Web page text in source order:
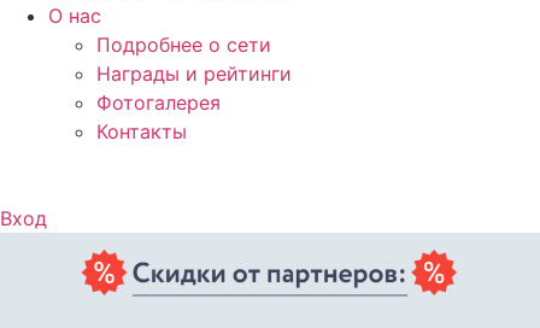
О нас
Подробнее о сети
Награды и рейтинги
Фотогалерея
Контакты
Вход